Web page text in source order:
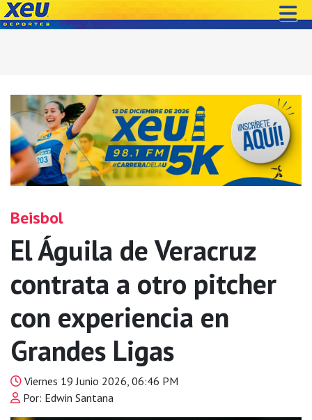
Beisbol
El Águila de Veracruz
contrata a otro pitcher
con experiencia en
Grandes Ligas
Viernes 19 Junio 2026, 06:46 PM
Por: Edwin Santana